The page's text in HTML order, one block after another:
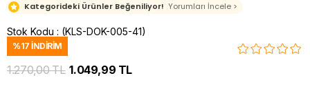
Kategorideki Ürünler Beğeniliyor! Yorumları İncele >
Stok Kodu (KLS-DOK-005-41)
%17 İNDIRIM
1.270,00 TL 1.049,99 TL